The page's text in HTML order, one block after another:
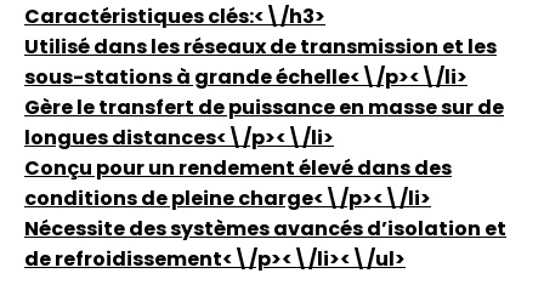
Caractéristiques clés:<\/h3>
Utilisé dans les réseaux de transmission et les
sous-stations à grande échelle<\/p><\/li>
Gère le transfert de puissance en masse sur de
longues distances<\/p><\/li>
Conçu pour un rendement élevé dans des
conditions de pleine charge<\/p><\/li>
Nécessite des systèmes avancés d’isolation et
de refroidissement<\/p><\/li><\/ul>